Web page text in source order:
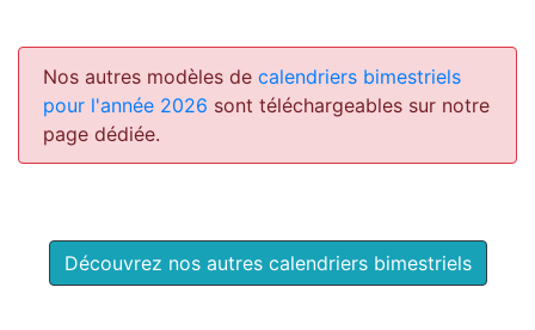
Nos autres modèles de calendriers bimestriels
pour l'année 2026 sont téléchargeables sur notre
page dédiée.
Découvrez nos autres calendriers bimestriels